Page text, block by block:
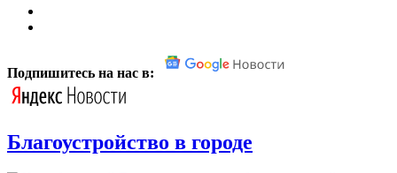
Подпишитесь на нас в:
Благоустройство в городе